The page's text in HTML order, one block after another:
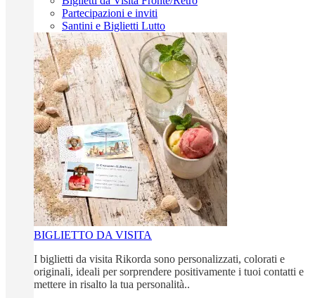
Partecipazioni e inviti
Santini e Biglietti Lutto
BIGLIETTO DA VISITA
I biglietti da visita Rikorda sono personalizzati, colorati e
originali, ideali per sorprendere positivamente i tuoi contatti e
mettere in risalto la tua personalità..